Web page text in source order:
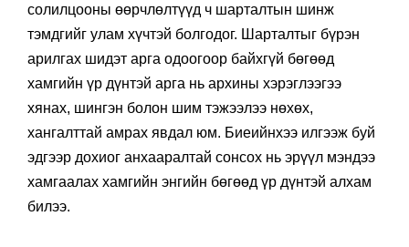
солилцооны өөрчлөлтүүд ч шарталтын шинж
тэмдгийг улам хүчтэй болгодог. Шарталтыг бүрэн
арилгах шидэт арга одоогоор байхгүй бөгөөд
хамгийн үр дүнтэй арга нь архины хэрэглээгээ
хянах, шингэн болон шим тэжээлээ нөхөх,
хангалттай амрах явдал юм. Биеийнхээ илгээж буй
эдгээр дохиог анхааралтай сонсох нь эрүүл мэндээ
хамгаалах хамгийн энгийн бөгөөд үр дүнтэй алхам
билээ.